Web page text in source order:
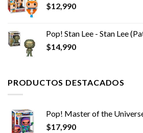
$12,990
Pop! Stan Lee - Stan Lee
$14,990
PRODUCTOS DESTACADOS
Pop! Master of the
$17,990